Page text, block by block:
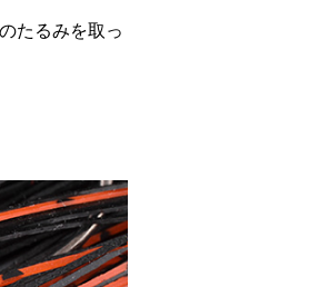
たるみを取っ